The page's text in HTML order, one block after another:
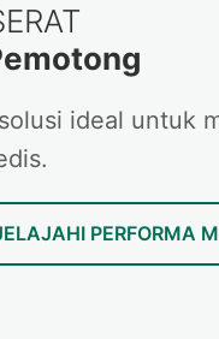
ideal untuk
PERFORMA